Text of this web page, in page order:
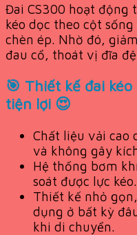
Đai CS300 hoạt động
kéo dọc theo cột
chèn ép. Nhờ đó,
đau cổ, thoát vị đĩa
🎯 Thiết kế đai
tiện lợi 😍
Chất liệu vải cao
và không gây
Hệ thống bơm
soát được lực kéo.
Thiết kế nhỏ
dụng ở bất kỳ
khi di chuyển.